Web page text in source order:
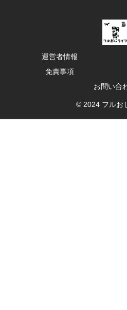
運営者情報
免責事項
お問い合
© 2024 フルお